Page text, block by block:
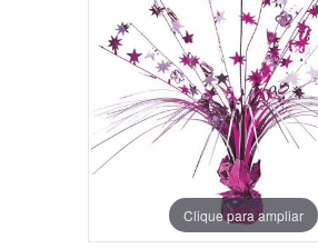
Clique para ampliar